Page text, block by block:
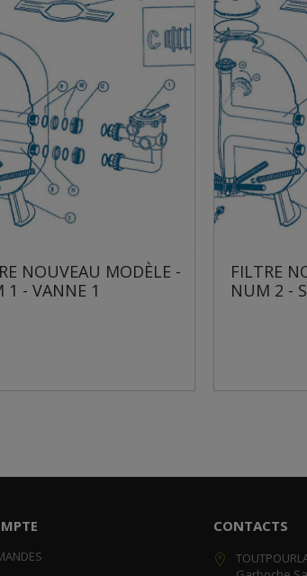
MODÈLE -
1
FILTRE NOUVEAU
NUM 2 - SOCLE...
CONTACTS